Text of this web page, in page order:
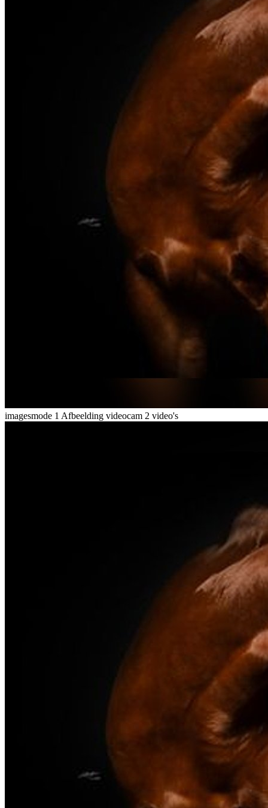
imagesmode 1 Afbeelding videocam 2 video's